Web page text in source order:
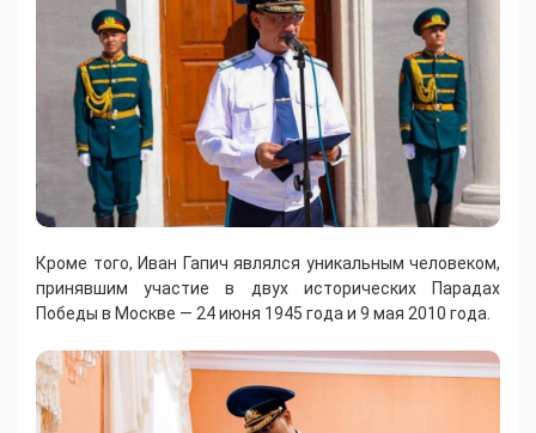
Кроме того, Иван Гапич являлся уникальным человеком,
принявшим участие в двух исторических Парадах
Победы в Москве — 24 июня 1945 года и 9 мая 2010 года.